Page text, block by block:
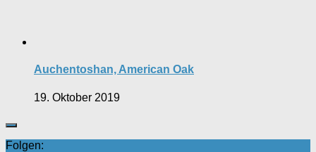
Auchentoshan, American Oak
19. Oktober 2019
Folgen: